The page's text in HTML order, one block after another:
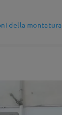
della montatura